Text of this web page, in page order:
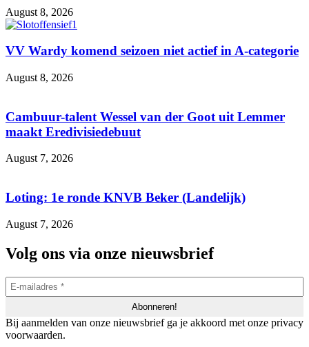
August 8, 2026
VV Wardy komend seizoen niet actief in A-categorie
August 8, 2026
Cambuur-talent Wessel van der Goot uit Lemmer
maakt Eredivisiedebuut
August 7, 2026
Loting: 1e ronde KNVB Beker (Landelijk)
August 7, 2026
Volg ons via onze nieuwsbrief
Bij aanmelden van onze nieuwsbrief ga je akkoord met onze privacy
voorwaarden.